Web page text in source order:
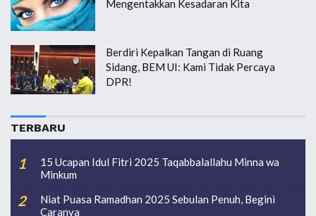
Mengentakkan Kesadaran Kita
Berdiri Kepalkan Tangan di Ruang
Sidang, BEM UI: Kami Tidak Percaya
DPR!
TERBARU
15 Ucapan Idul Fitri 2025 Taqabbalallahu Minna wa
Minkum
Niat Puasa Ramadhan 2025 Sebulan Penuh, Begini
Caranya